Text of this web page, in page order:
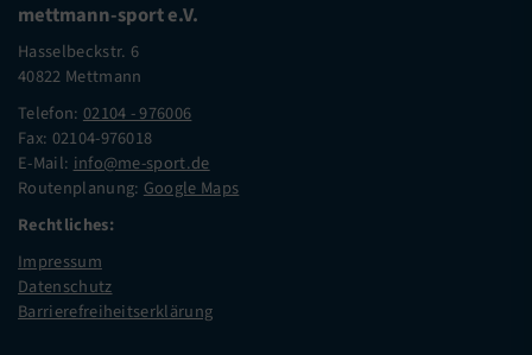
mettmann-sport e.V.
Hasselbeckstr. 6
40822 Mettmann
Telefon: 02104 - 976006
Fax: 02104-976018
E-Mail: info@me-sport.de
Routenplanung: Google Maps
Rechtliches:
Impressum
Datenschutz
Barrierefreiheitserklärung